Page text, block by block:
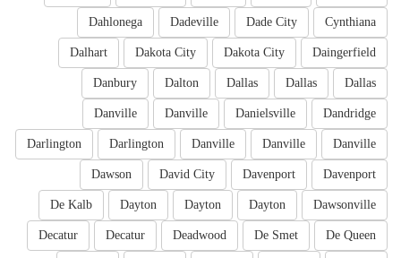
Cynthiana
Dade City
Dadeville
Dahlonega
Daingerfield
Dakota City
Dakota City
Dalhart
Dallas
Dallas
Dallas
Dalton
Danbury
Dandridge
Danielsville
Danville
Danville
Danville
Danville
Danville
Darlington
Darlington
Davenport
Davenport
David City
Dawson
Dawsonville
Dayton
Dayton
Dayton
De Kalb
De Queen
De Smet
Deadwood
Decatur
Decatur